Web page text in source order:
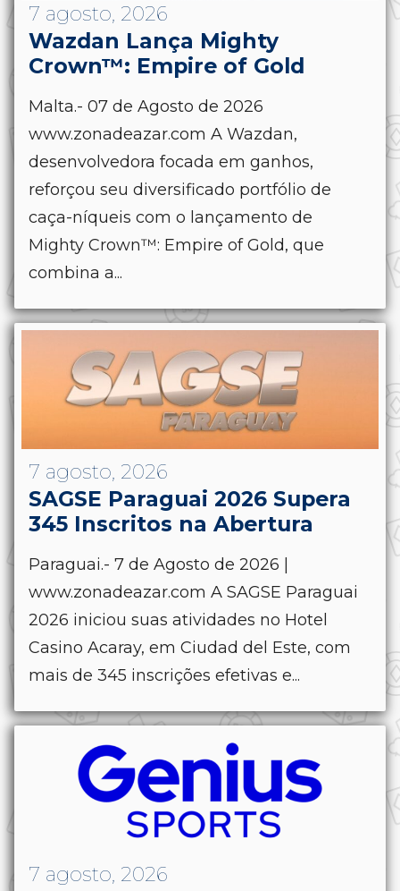
7 agosto, 2026
Wazdan Lança Mighty
Crown™: Empire of Gold
Malta.- 07 de Agosto de 2026
www.zonadeazar.com A Wazdan,
desenvolvedora focada em ganhos,
reforçou seu diversificado portfólio de
caça-níqueis com o lançamento de
Mighty Crown™: Empire of Gold, que
combina a...
7 agosto, 2026
SAGSE Paraguai 2026 Supera
345 Inscritos na Abertura
Paraguai.- 7 de Agosto de 2026 |
www.zonadeazar.com A SAGSE Paraguai
2026 iniciou suas atividades no Hotel
Casino Acaray, em Ciudad del Este, com
mais de 345 inscrições efetivas e...
7 agosto, 2026